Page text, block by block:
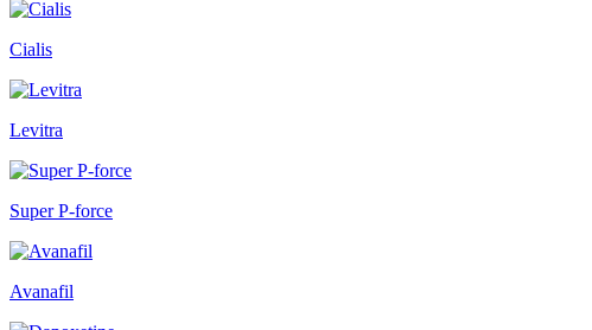
Cialis
Levitra
Super P-force
Avanafil